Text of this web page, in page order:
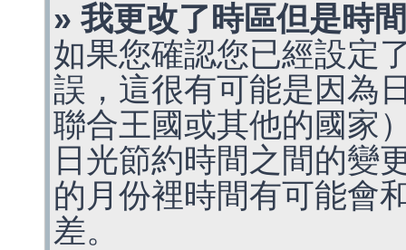
» 我更改了時區但是時
如果您確認您已經設定
誤，這很有可能是因為
聯合王國或其他的國家
日光節約時間之間的變
的月份裡時間有可能會
差。